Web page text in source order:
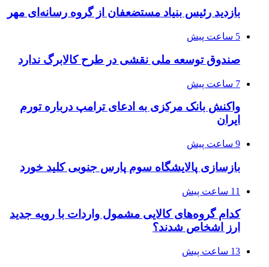
بازدید رئیس بنیاد مستضعفان از گروه رسانه‌ای مهر
5 ساعت پیش
صندوق توسعه ملی نقشی در طرح کالابرگ ندارد
7 ساعت پیش
واکنش بانک مرکزی به ادعای ترامپ درباره تورم
ایران
9 ساعت پیش
بازسازی پالایشگاه سوم پارس جنوبی کلید خورد
11 ساعت پیش
کدام گروه‌های کالایی مشمول واردات با رویه جدید
ارز اشخاص شدند؟
13 ساعت پیش